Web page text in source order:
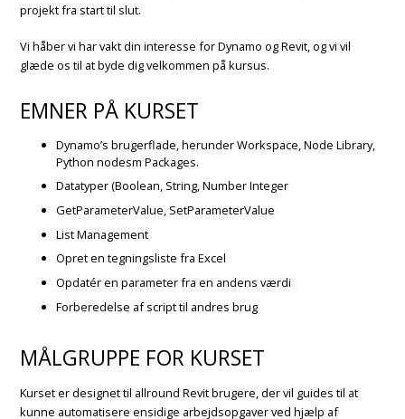
projekt fra start til slut.
Vi håber vi har vakt din interesse for Dynamo og Revit, og vi vil
glæde os til at byde dig velkommen på kursus.
EMNER PÅ KURSET
Dynamo’s brugerflade, herunder Workspace, Node Library,
Python nodesm Packages.
Datatyper (Boolean, String, Number Integer
GetParameterValue, SetParameterValue
List Management
Opret en tegningsliste fra Excel
Opdatér en parameter fra en andens værdi
Forberedelse af script til andres brug
MÅLGRUPPE FOR KURSET
Kurset er designet til allround Revit brugere, der vil guides til at
kunne automatisere ensidige arbejdsopgaver ved hjælp af